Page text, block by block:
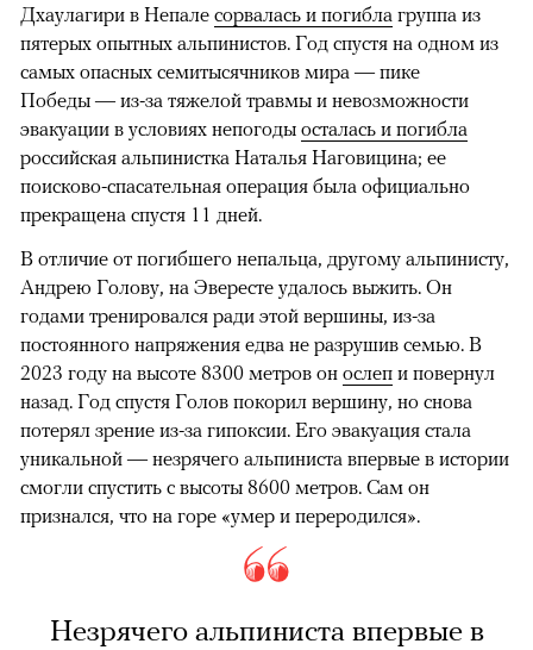
Дхаулагири в Непале сорвалась и погибла группа из
пятерых опытных альпинистов. Год спустя на одном из
самых опасных семитысячников мира — пике
Победы — из-за тяжелой травмы и невозможности
эвакуации в условиях непогоды осталась и погибла
российская альпинистка Наталья Наговицина; ее
поисково-спасательная операция была официально
прекращена спустя 11 дней.
В отличие от погибшего непальца, другому альпинисту,
Андрею Голову, на Эвересте удалось выжить. Он
годами тренировался ради этой вершины, из-за
постоянного напряжения едва не разрушив семью. В
2023 году на высоте 8300 метров он ослеп и повернул
назад. Год спустя Голов покорил вершину, но снова
потерял зрение из-за гипоксии. Его эвакуация стала
уникальной — незрячего альпиниста впервые в истории
смогли спустить с высоты 8600 метров. Сам он
признался, что на горе «умер и переродился».
Незрячего альпиниста впервые в